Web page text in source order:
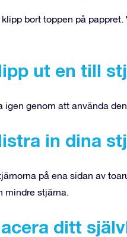
bort toppen på
ut en till
igen genom att använda
in dina
på ena sidan av
mindre stjärna.
ditt